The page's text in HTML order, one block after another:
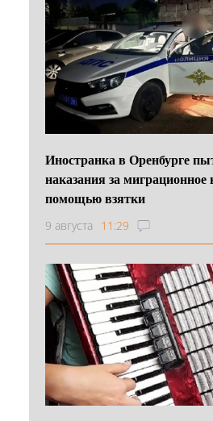
Иностранка в Оренбурге
наказания за
помощью взятки
9 августа 11:29